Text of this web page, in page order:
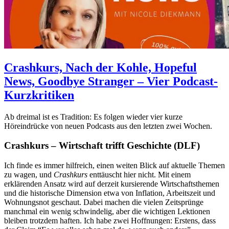
Crashkurs, Nach der Kohle, Hopeful
News, Goodbye Stranger – Vier Podcast-
Kurzkritiken
Ab dreimal ist es Tradition: Es folgen wieder vier kurze
Höreindrücke von neuen Podcasts aus den letzten zwei Wochen.
Crashkurs – Wirtschaft trifft Geschichte (DLF)
Ich finde es immer hilfreich, einen weiten Blick auf aktuelle Themen
zu wagen, und Crashkurs enttäuscht hier nicht. Mit einem
erklärenden Ansatz wird auf derzeit kursierende Wirtschaftsthemen
und die historische Dimension etwa von Inflation, Arbeitszeit und
Wohnungsnot geschaut. Dabei machen die vielen Zeitsprünge
manchmal ein wenig schwindelig, aber die wichtigen Lektionen
bleiben trotzdem haften. Ich habe zwei Hoffnungen: Erstens, dass